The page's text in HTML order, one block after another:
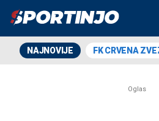
NAJNOVIJE FK CRVENA